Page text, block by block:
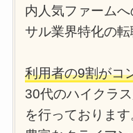
内人気ファーム
サル業界特化の転
利用者の9割がコ
30代のハイクラ
を行っております